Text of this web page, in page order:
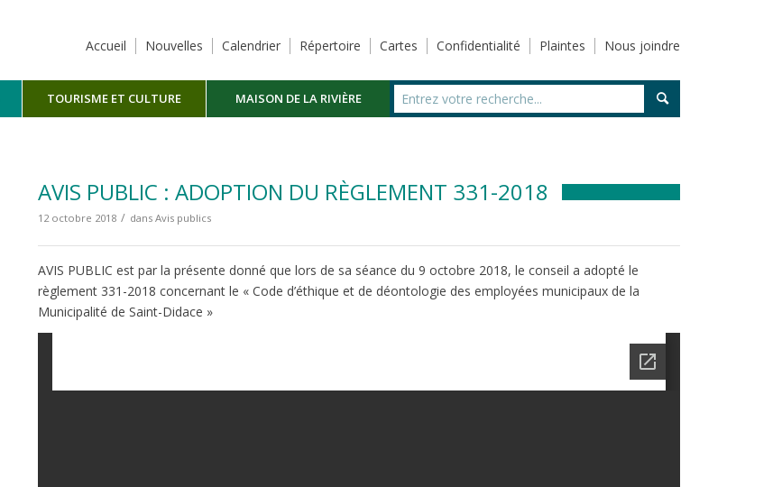
Accueil Nouvelles Calendrier Répertoire Cartes Confidentialité Plaintes Nous joindre
TOURISME ET CULTURE MAISON DE LA RIVIÈRE
AVIS PUBLIC : ADOPTION DU RÈGLEMENT 331-2018
12 octobre 2018 / dans Avis publics
AVIS PUBLIC est par la présente donné que lors de sa séance du 9 octobre 2018, le conseil a adopté le
règlement 331-2018 concernant le « Code d’éthique et de déontologie des employées municipaux de la
Municipalité de Saint-Didace »